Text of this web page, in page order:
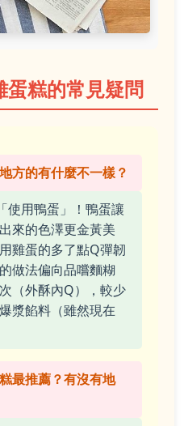
糕的常見疑問
方的有什麼不一樣？
使用鴨蛋」！鴨蛋讓
來的色澤更金黃美
雞蛋的多了點Q彈韌
做法偏向品嚐麵糊
（外酥內Q），較少
漿餡料（雖然現在
最推薦？有沒有地